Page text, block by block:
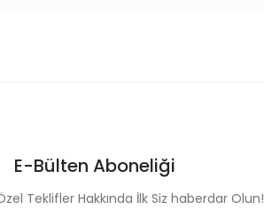
E-Bülten Aboneliği
Teklifler Hakkında İlk Siz haberdar Olun!